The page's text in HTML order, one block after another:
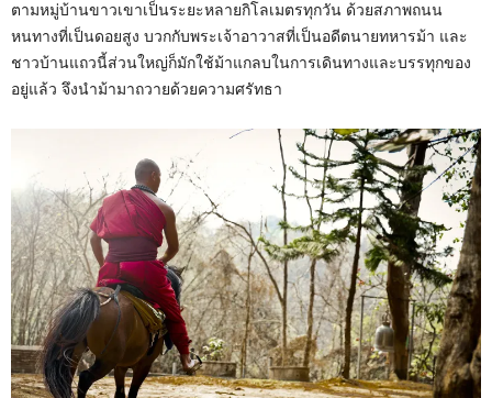
ตามหมู่บ้านขาวเขาเป็นระยะหลายกิโลเมตรทุกวัน ด้วยสภาพถนน
หนทางที่เป็นดอยสูง บวกกับพระเจ้าอาวาสที่เป็นอดีตนายทหารม้า และ
ชาวบ้านแถวนี้ส่วนใหญ่ก็มักใช้ม้าแกลบในการเดินทางและบรรทุกของ
อยู่แล้ว จึงนำม้ามาถวายด้วยความศรัทธา